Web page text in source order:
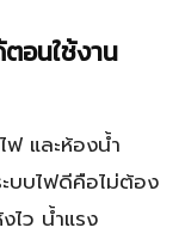
อนใช้งาน
ฟ และห้องน้ำ
บบไฟดีคือไม่ต้อง
ไว น้ำแรง